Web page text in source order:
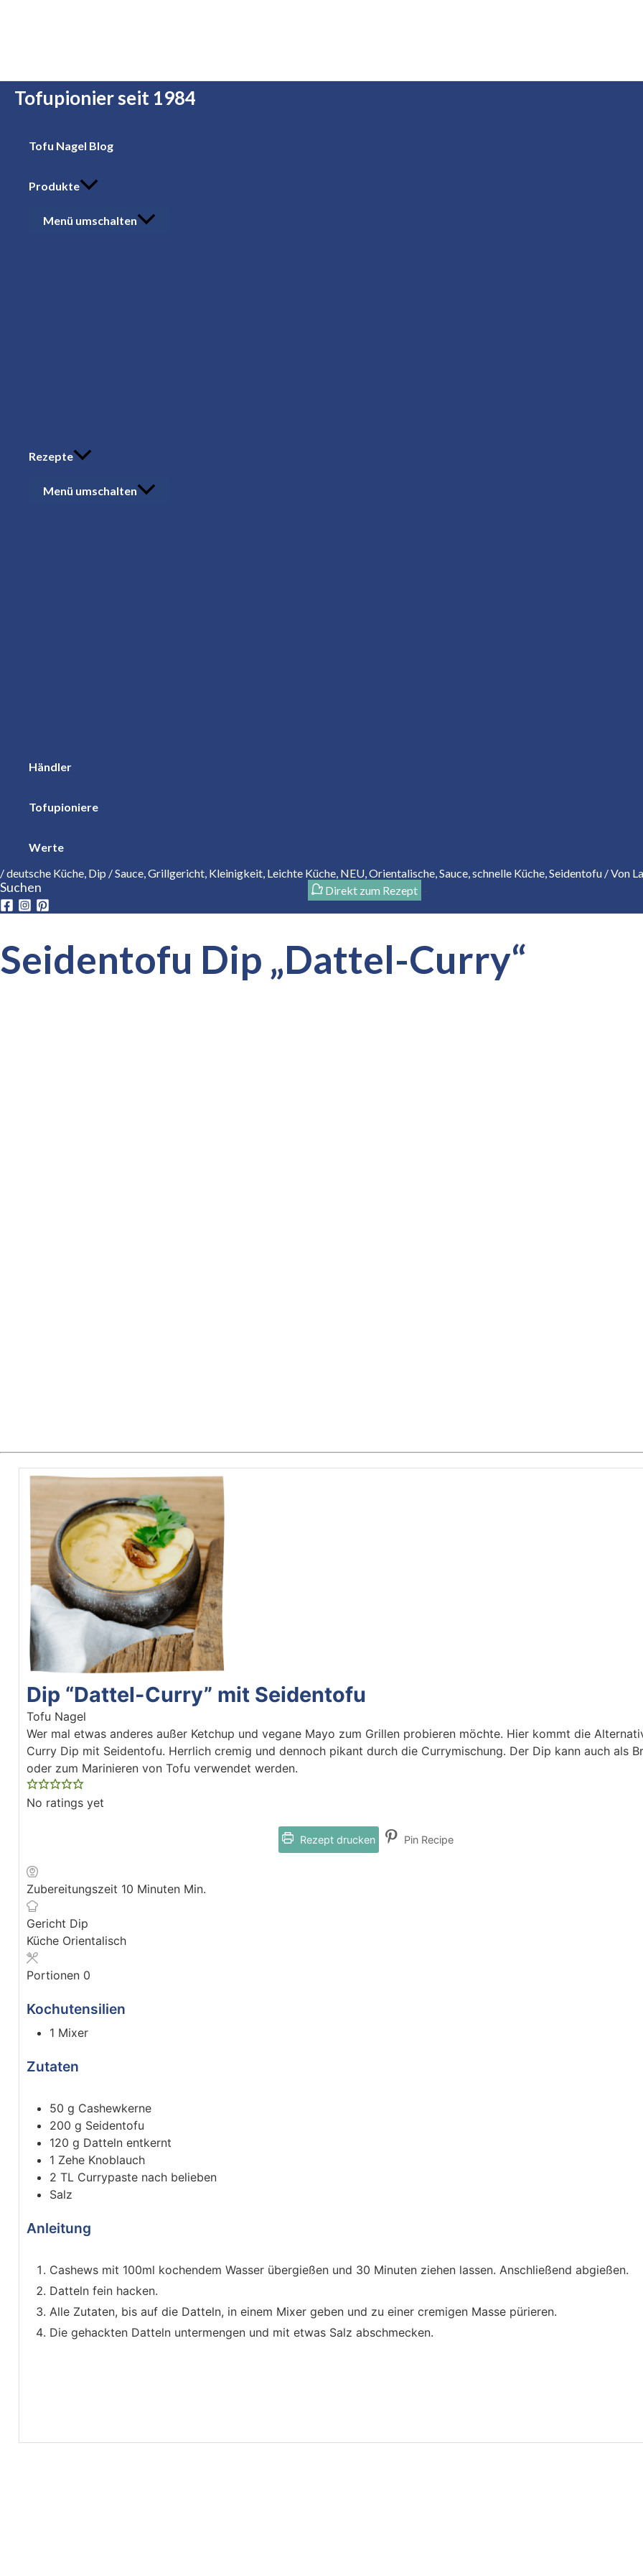
Tofupionier seit 1984
Tofu Nagel Blog
Produkte
Menü umschalten
Rezepte
Menü umschalten
Händler
Tofupioniere
Werte
Suchen
/deutsche Küche, Dip / Sauce,Grillgericht, Kleinigkeit, Leichte Küche, NEU,Orientalische,Sauce,schnelle Küche,Seidentofu / Von
Direkt zum Rezept -
Seidentofu Dip „Dattel-Curry“
Dip “Dattel-Curry” mit Seidentofu
Tofu Nagel
Wer mal etwas anderes außer Ketchup und vegane Mayo zum Grillen probieren möchte. Hier kommt die
Curry Dip mit Seidentofu. Herrlich cremig und dennoch pikant durch die Currymischung. Der Dip kann auch als
oder zum Marinieren von Tofu verwendet werden.
No ratings yet
Rezept drucken Pin Recipe
Zubereitungszeit 10 Minuten Min.
Gericht Dip
Küche Orientalisch
Portionen 0
Kochutensilien
1 Mixer
Zutaten
50 g Cashewkerne
200 g Seidentofu
120 g Datteln entkernt
1 Zehe Knoblauch
2 TL Currypaste nach belieben
Salz
Anleitung
Cashews mit 100ml kochendem Wasser übergießen und 30 Minuten ziehen lassen. Anschließend abgießen.
Datteln fein hacken.
Alle Zutaten, bis auf die Datteln, in einem Mixer geben und zu einer cremigen Masse pürieren.
Die gehackten Datteln untermengen und mit etwas Salz abschmecken.